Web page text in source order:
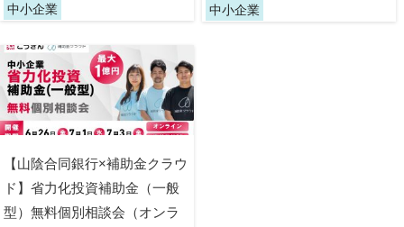
中小企業 中小企業
【山陰合同銀行×補助金クラウ
ド】省力化投資補助金（一般
型）無料個別相談会（オンラ